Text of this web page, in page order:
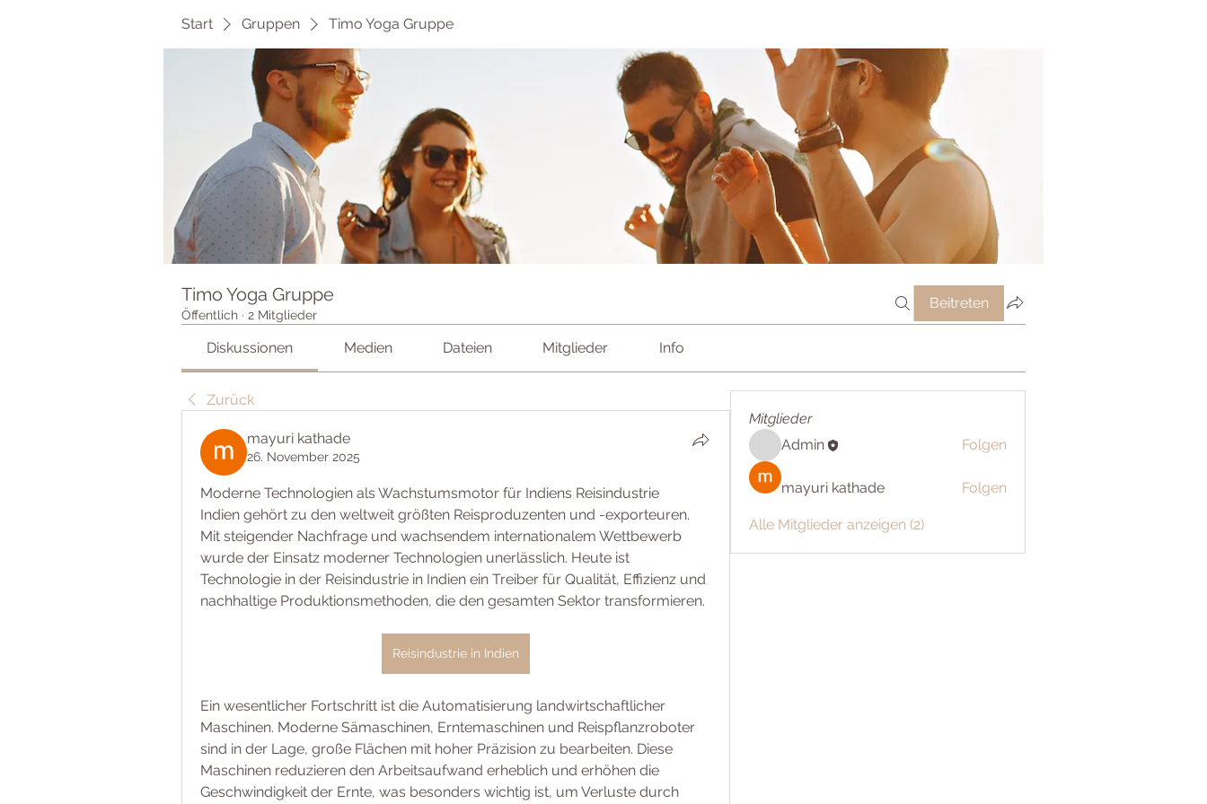
Start Gruppen Timo Yoga Gruppe
Timo Yoga Gruppe
Öffentlich · 2 Mitglieder
Beitreten
Diskussionen Medien Dateien Mitglieder Info
Zurück
mayuri kathade
26. November 2025
Moderne Technologien als Wachstumsmotor für Indiens Reisindustrie
Indien gehört zu den weltweit größten Reisproduzenten und -exporteuren.
Mit steigender Nachfrage und wachsendem internationalem Wettbewerb
wurde der Einsatz moderner Technologien unerlässlich. Heute ist
Technologie in der Reisindustrie in Indien ein Treiber für Qualität, Effizienz und
nachhaltige Produktionsmethoden, die den gesamten Sektor transformieren.
Reisindustrie in Indien
Ein wesentlicher Fortschritt ist die Automatisierung landwirtschaftlicher
Maschinen. Moderne Sämaschinen, Erntemaschinen und Reispflanzroboter
sind in der Lage, große Flächen mit hoher Präzision zu bearbeiten. Diese
Maschinen reduzieren den Arbeitsaufwand erheblich und erhöhen die
Geschwindigkeit der Ernte, was besonders wichtig ist, um Verluste durch
Mitglieder
Admin
Folgen
mayuri kathade Folgen
Alle Mitglieder anzeigen (2)